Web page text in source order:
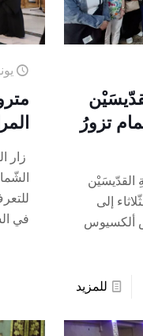
تزورُ
القدّيسَيْن
إلى
ألكسيوس
للمزيد
يونيو
زار
في